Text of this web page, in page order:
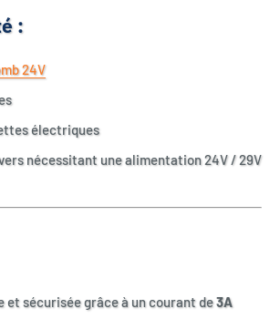
:
24V
électriques
nécessitant une alimentation 24V / 29V
et sécurisée grâce à un courant de3A